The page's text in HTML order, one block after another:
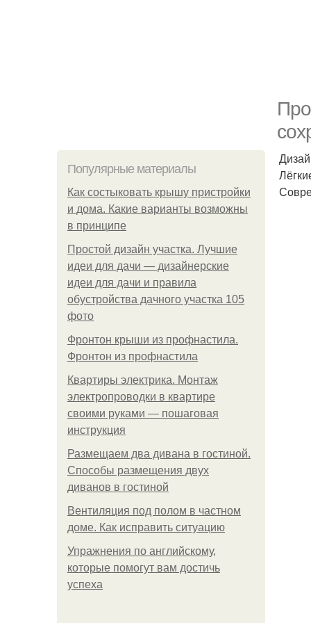
Популярные материалы
Как состыковать крышу пристройки
и дома. Какие варианты возможны
в принципе
Простой дизайн участка. Лучшие
идеи для дачи — дизайнерские
идеи для дачи и правила
обустройства дачного участка 105
фото
Фронтон крыши из профнастила.
Фронтон из профнастила
Квартиры электрика. Монтаж
электропроводки в квартире
своими руками — пошаговая
инструкция
Размещаем два дивана в гостиной.
Способы размещения двух
диванов в гостиной
Вентиляция под полом в частном
доме. Как исправить ситуацию
Упражнения по английскому,
которые помогут вам достичь
успеха